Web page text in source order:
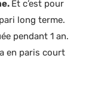
Et c’est pour
long terme.
pendant 1 an.
en paris court